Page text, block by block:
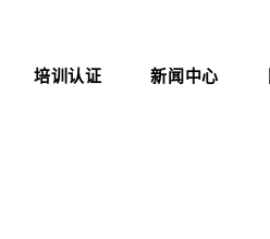
培训认证 新闻中心